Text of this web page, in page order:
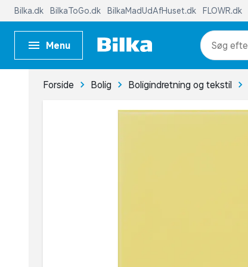
Bilka.dk BilkaToGo.dk BilkaMadUdAfHuset.dk FLOWR.dk
Menu
Forside Bolig Boligindretning og tekstil